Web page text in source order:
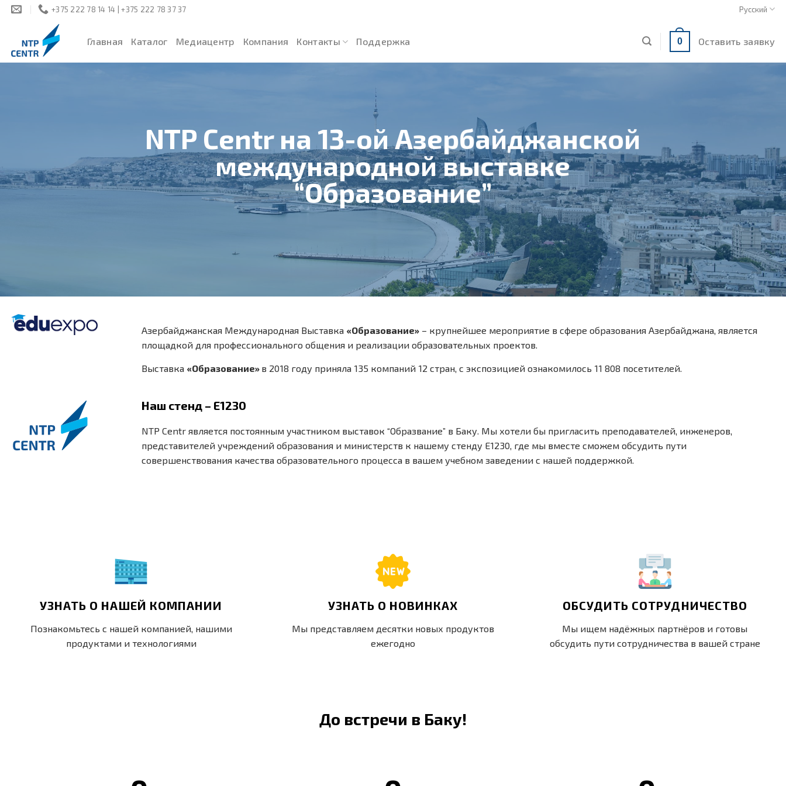
Skip
+375 222 78 14 14 | +375 222 78 37 37 Русский
Главная Каталог Медиацентр Компания Контакты Поддержка 0 Оставить заявку
NTP Centr на 13-ой Азербайджанской
международной выставке
“Образование”
Азербайджанская Международная Выставка «Образование»– крупнейшее мероприятие в сфере образования Азербайджана, является
площадкой для профессионального общения и реализации образовательных проектов.
Выставка «Образование» в 2018 году приняла 135 компаний 12 стран, с экспозицией ознакомилось 11 808 посетителей.
Наш стенд – E1230
NTP Centr является постоянным участником выставок “Образвание” в Баку. Мы хотели бы пригласить преподавателей, инженеров,
представителей учреждений образования и министерств к нашему стенду E1230, где мы вместе сможем обсудить пути
совершенствования качества образовательного процесса в вашем учебном заведении с нашей поддержкой.
УЗНАТЬ О НАШЕЙ КОМПАНИИ
Познакомьтесь с нашей компанией, нашими
продуктами и технологиями
УЗНАТЬ О НОВИНКАХ
Мы представляем десятки новых продуктов
ежегодно
ОБСУДИТЬ СОТРУДНИЧЕСТВО
Мы ищем надёжных партнёров и готовы
обсудить пути сотрудничества в вашей стране
До встречи в Баку!